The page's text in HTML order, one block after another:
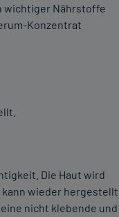
wichtiger Nährstoffe
Konzentrat
Die Haut wird
wieder hergestellt
nicht klebende und